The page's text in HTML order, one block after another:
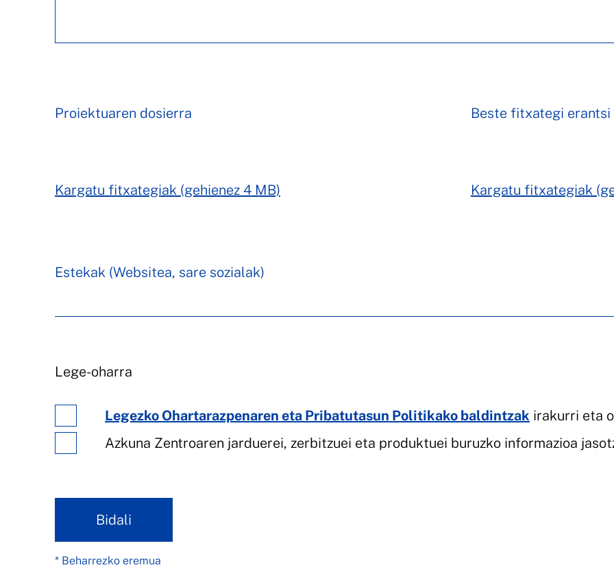
Proiektuaren dosierra
Kargatu fitxategiak (gehienez 4 MB)
Beste fitxategi erantsi
Kargatu fitxategiak
Estekak (Websitea, sare sozialak)
Lege-oharra
Legezko Ohartarazpenaren eta Pribatutasun Politikako baldintzak irakurri eta
Azkuna Zentroaren jarduerei, zerbitzuei eta produktuei buruzko informazioa
Bidali
* Beharrezko eremua